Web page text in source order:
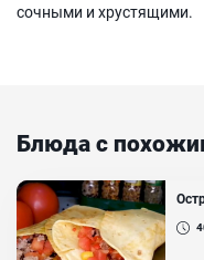
сочными и хрустящими.
Блюда с